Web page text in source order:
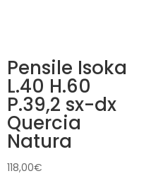
Pensile Isoka
L.40 H.60
P.39,2 sx-dx
Quercia
Natura
118,00€